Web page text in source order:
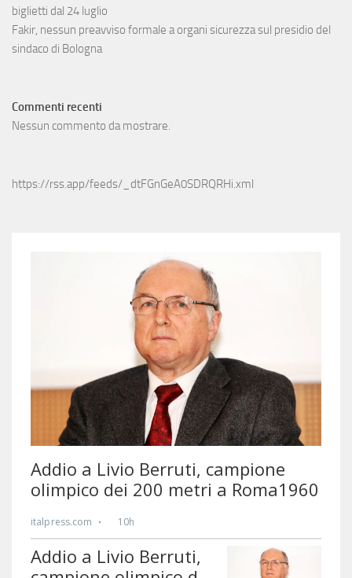
biglietti dal 24 luglio
Fakir, nessun preavviso formale a organi sicurezza sul presidio del
sindaco di Bologna
Commenti recenti
Nessun commento da mostrare.
https://rss.app/feeds/_dtFGnGeA0SDRQRHi.xml